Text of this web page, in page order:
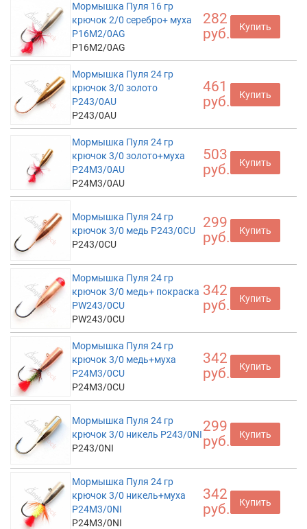
Мормышка Пуля 16 гр
крючок 2/0 серебро+ муха
P16M2/0AG
P16M2/0AG
282
руб.
Купить
Мормышка Пуля 24 гр
крючок 3/0 золото
P243/0AU
P243/0AU
461
руб.
Купить
Мормышка Пуля 24 гр
крючок 3/0 золото+муха
P24M3/0AU
P24M3/0AU
503
руб.
Купить
Мормышка Пуля 24 гр
крючок 3/0 медь P243/0CU
P243/0CU
299
руб.
Купить
Мормышка Пуля 24 гр
крючок 3/0 медь+ покраска
PW243/0CU
PW243/0CU
342
руб.
Купить
Мормышка Пуля 24 гр
крючок 3/0 медь+муха
P24M3/0CU
P24M3/0CU
342
руб.
Купить
Мормышка Пуля 24 гр
крючок 3/0 никель P243/0NI
P243/0NI
299
руб.
Купить
Мормышка Пуля 24 гр
крючок 3/0 никель+муха
P24M3/0NI
P24M3/0NI
342
руб.
Купить